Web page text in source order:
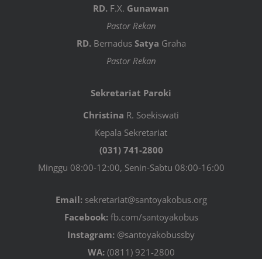
RD. F.X. Gunawan
Pastor Rekan
RD.Bernadus Satya Graha
Pastor Rekan
Sekretariat Paroki
Christina R. Soekiswati
Kepala Sekretariat
(031) 741-2800
Minggu 08:00-12:00, Senin-Sabtu 08:00-16:00
Email:sekretariat@santoyakobus.org
Facebook:fb.com/santoyakobus
Instagram: @santoyakobussby
WA:(0811) 921-2800